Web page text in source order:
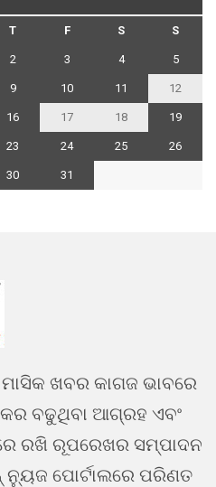
T F S S
2 3 4 5
9 10 11 12
16 17 18 19
23 24 25 26
30
31
ଖବର କାଗଜ ଭାବରେ
ବଢୁଥିବା ଆଗ୍ରହ ଏବଂ
ରଖି ରୂପରେଖର ସମ୍ପାଦନ
ନ୍ୟୁଜ ପୋର୍ଟାଲରେ ପରିଣତ